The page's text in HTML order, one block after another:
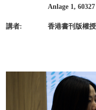
Anlage 1,
講者: 香港書刊版權